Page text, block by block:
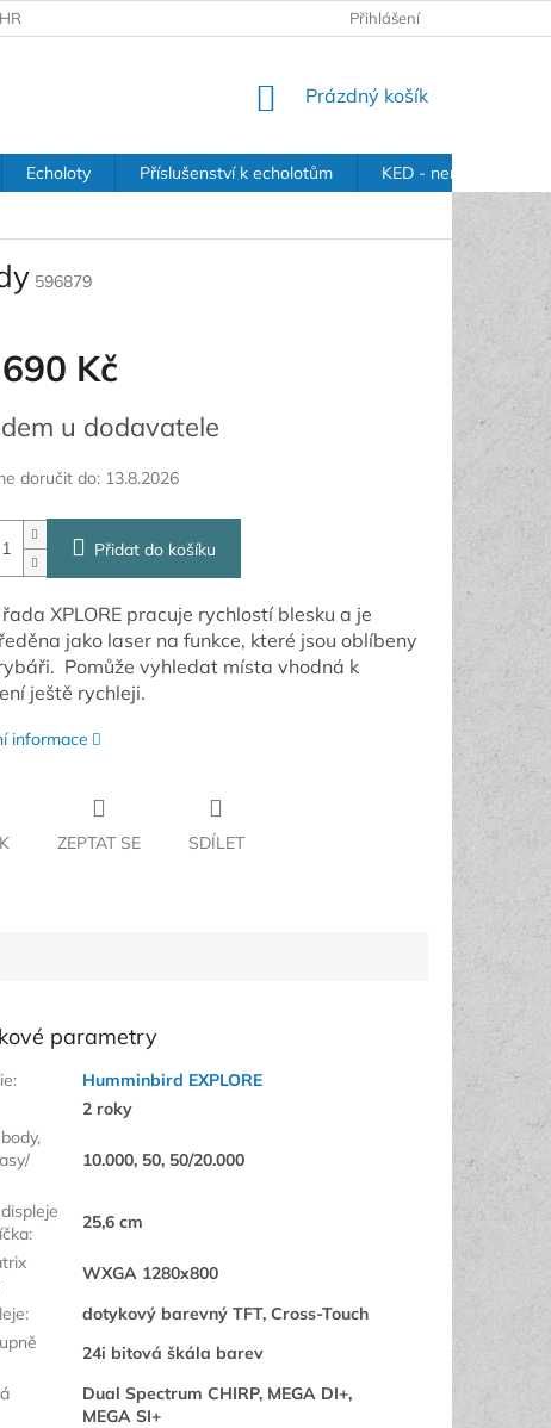
OSOBNÍCH ÚDAJŮ Přihlášení
NÁKUPNÍ
Prázdný košík
Echoloty Příslušenství k echolotům
KED - nerezové
596879
Kč
u dodavatele
doručit do: 13.8.2026
Přidat do košíku
XPLORE pracuje rychlostí blesku a je
jako laser na funkce, které jsou oblíbeny
Pomůže vyhledat místa vhodná k
ještě rychleji.
informace
ZEPTAT SE SDÍLET
parametry
:
Humminbird EXPLORE
2 roky
10.000, 50, 50/20.000
:
25,6 cm
WXGA 1280x800
:
dotykový barevný TFT, Cross-Touch
24i bitová škála barev
Dual Spectrum CHIRP, MEGA DI+,
MEGA SI+